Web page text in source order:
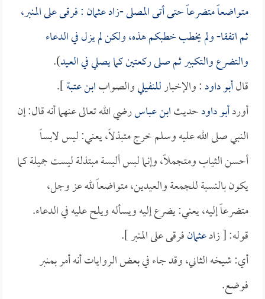
متواضعاً متضرعاً حتى أتى المصلى -زادعثمان: فرقى على المنبر،
ثم اتفقا- ولم يخطب خطبكم هذه، ولكن لم يزل في الدعاء
والتضرع والتكبير ثم صلى ركعتين كما يصلي في العيد).
قالأبو داود: والإخبارللنفيليوالصوابابن عتبة].
أوردأبو داودحديثابن عباسرضي الله تعالى عنهما أنه قال: إن
النبي صلى الله عليه وسلم خرج متبذلاً، يعني: ليس لابساً
أحسن الثياب ومتجملاً، وإنما لبس ألبسة مبتذلة ليست جميلة كما
يكون بالنسبة للجمعة والعيدين، متواضعاً لله عز وجل،
متضرعاً إليه، يعني: يضرع إليه ويسأله ويلح عليه في الدعاء.
قوله: [ زادعثمانفرقى على المنبر ].
أي: شيخه الثاني، وقد جاء في بعض الروايات أنه أمر بمنبر
فوضع.